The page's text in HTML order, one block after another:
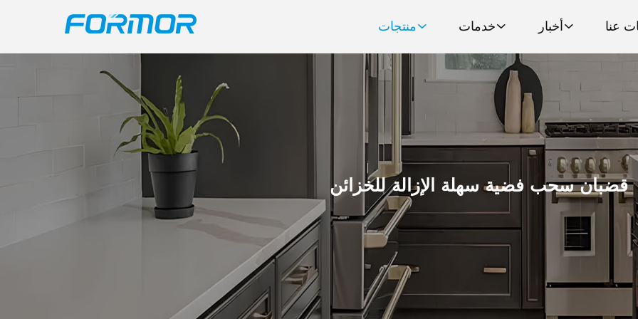
منتجات خدمات أخبار عنا
قضبان سحب فضية سهلة الإزالة للخزائن